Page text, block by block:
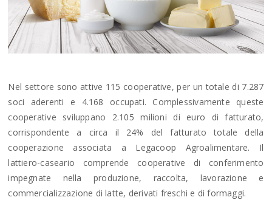
Nel settore sono attive 115 cooperative, per un totale di 7.287
soci aderenti e 4.168 occupati. Complessivamente queste
cooperative sviluppano 2.105 milioni di euro di fatturato,
corrispondente a circa il 24% del fatturato totale della
cooperazione associata a Legacoop Agroalimentare. Il
lattiero-caseario comprende cooperative di conferimento
impegnate nella produzione, raccolta, lavorazione e
commercializzazione di latte, derivati freschi e di formaggi.